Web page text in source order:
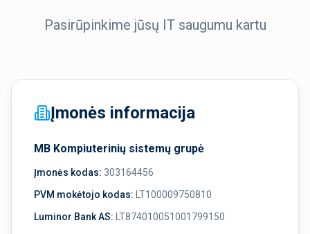
Pasirūpinkime jūsų IT saugumu kartu
Įmonės informacija
MB Kompiuterinių sistemų grupė
Įmonės kodas: 303164456
PVM mokėtojo kodas: LT100009750810
Luminor Bank AS: LT874010051001799150